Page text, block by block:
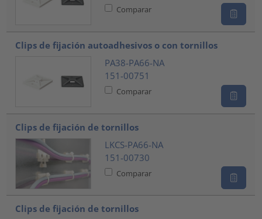
Comparar
Clips de fijación autoadhesivos o con tornillos
PA38-PA66-NA
151-00751
Comparar
Clips de fijación de tornillos
LKCS-PA66-NA
151-00730
Comparar
Clips de fijación de tornillos